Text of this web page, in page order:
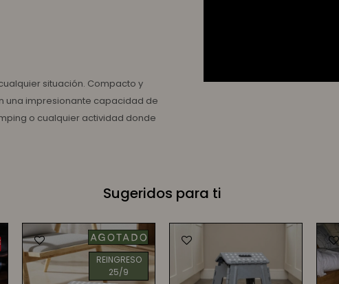
situación. Compacto y
una impresionante capacidad de
o cualquier actividad donde
Sugeridos para ti
REINGRESO
25/9